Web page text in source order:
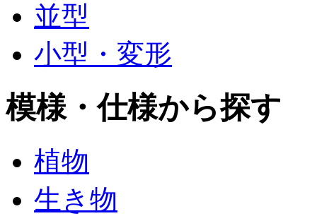
並型
小型・変形
模様・仕様から探す
植物
生き物